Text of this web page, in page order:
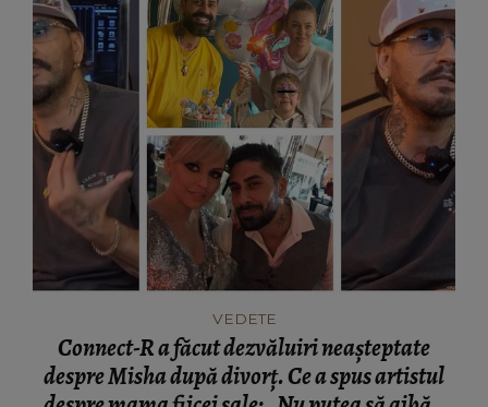
VEDETE
Connect-R a făcut dezvăluiri neașteptate
despre Misha după divorț. Ce a spus artistul